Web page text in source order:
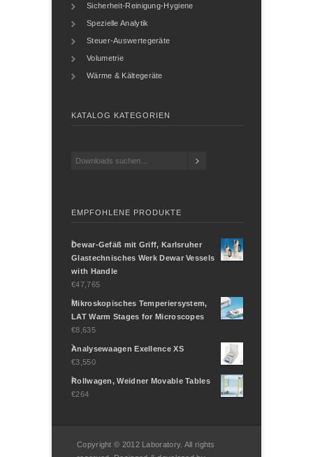
Sicherheit-Reinigung-Hygiene
Spezielle Analytik
Steuer-Auswertegeräte
Volumetrie
Wärme & Kältegeräte
KATALOG KATEGORIEN
EMPFOHLENE PRODUKTE
Dewar-Gefäß mit Griff, Karlsruher
Glastechnisches Werk Dewar Vessels
with Handle
€47,765
Mikroskopisches Temperiersystem,
LAT Warm Stages for Microscopes
€8,635
Analysewaagen Exellence XS
€3,550
Rollwagen, Weidner Movable Tables
€264
Copyright © 2012 Laboratory. All rights